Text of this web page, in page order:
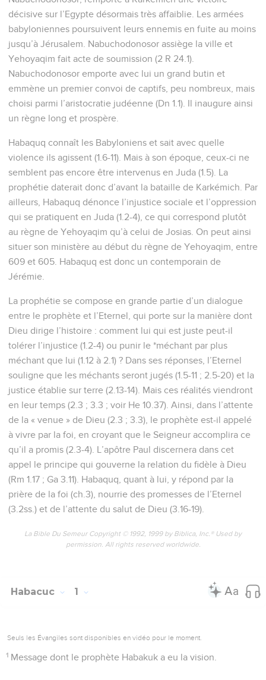
décisive sur l’Egypte désormais très affaiblie. Les armées
babyloniennes poursuivent leurs ennemis en fuite au moins
jusqu’à Jérusalem. Nabuchodonosor assiège la ville et
Yehoyaqim fait acte de soumission (2 R 24.1).
Nabuchodonosor emporte avec lui un grand butin et
emmène un premier convoi de captifs, peu nombreux, mais
choisi parmi l’aristocratie judéenne (Dn 1.1). Il inaugure ainsi
un règne long et prospère.
Habaquq connaît les Babyloniens et sait avec quelle
violence ils agissent (1.6-11). Mais à son époque, ceux-ci ne
semblent pas encore être intervenus en Juda (1.5). La
prophétie daterait donc d’avant la bataille de Karkémich. Par
ailleurs, Habaquq dénonce l’injustice sociale et l’oppression
qui se pratiquent en Juda (1.2-4), ce qui correspond plutôt
au règne de Yehoyaqim qu’à celui de Josias. On peut ainsi
situer son ministère au début du règne de Yehoyaqim, entre
609 et 605. Habaquq est donc un contemporain de
Jérémie.
La prophétie se compose en grande partie d’un dialogue
entre le prophète et l’Eternel, qui porte sur la manière dont
Dieu dirige l’histoire : comment lui qui est juste peut-il
tolérer l’injustice (1.2-4) ou punir le *méchant par plus
méchant que lui (1.12 à 2.1) ? Dans ses réponses, l’Eternel
souligne que les méchants seront jugés (1.5-11 ; 2.5-20) et la
justice établie sur terre (2.13-14). Mais ces réalités viendront
en leur temps (2.3 ; 3.3 ; voir He 10.37). Ainsi, dans l’attente
de la « venue » de Dieu (2.3 ; 3.3), le prophète est-il appelé
à vivre par la foi, en croyant que le Seigneur accomplira ce
qu’il a promis (2.3-4). L’apôtre Paul discernera dans cet
appel le principe qui gouverne la relation du fidèle à Dieu
(Rm 1.17 ; Ga 3.11). Habaquq, quant à lui, y répond par la
prière de la foi (ch.3), nourrie des promesses de l’Eternel
(3.2ss.) et de l’attente du salut de Dieu (3.16-19).
La Bible Du Semeur Copyright © 1992, 1999 by Biblica, Inc.® Used by
permission. All rights reserved worldwide.
Habacuc 1
Seuls les Évangiles sont disponibles en vidéo pour le moment.
1 Message dont le prophète Habakuk a eu la vision.